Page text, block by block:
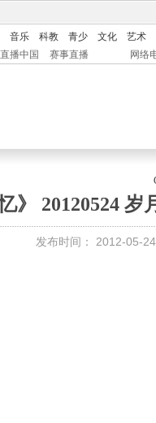
音乐 科教 青少 文化
艺术
直播中国 赛事直播 网络
忆》 20120524
发布时间： 2012-05-